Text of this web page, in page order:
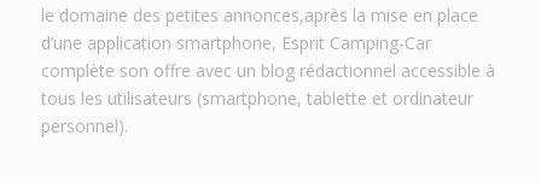
le domaine des petites annonces,après la mise en place
d’une application smartphone, Esprit Camping-Car
complète son offre avec un blog rédactionnel accessible à
tous les utilisateurs (smartphone, tablette et ordinateur
personnel).